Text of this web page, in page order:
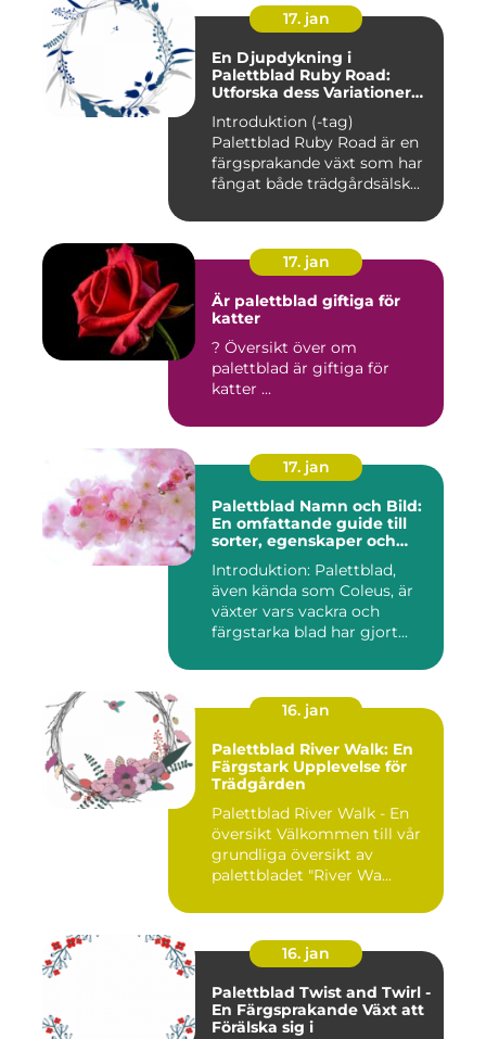
17. jan
En Djupdykning i
Palettblad Ruby Road:
Utforska dess Variationer
Introduktion (-tag)
Palettblad Ruby Road är en
färgsprakande växt som har
fångat både trädgårdsälsk...
17. jan
Är palettblad giftiga för
katter
? Översikt över om
palettblad är giftiga för
katter ...
17. jan
Palettblad Namn och Bild:
En omfattande guide till
sorter, egenskaper och
Introduktion: Palettblad,
även kända som Coleus, är
växter vars vackra och
färgstarka blad har gjort...
16. jan
Palettblad River Walk: En
Färgstark Upplevelse för
Trädgården
Palettblad River Walk - En
översikt Välkommen till vår
grundliga översikt av
palettbladet "River Wa...
16. jan
Palettblad Twist and Twirl -
En Färgsprakande Växt att
Förälska sig i